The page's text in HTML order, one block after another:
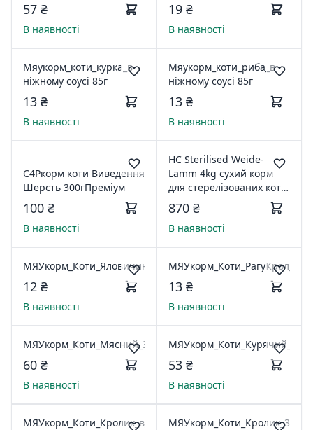
57 ₴
В наявності
19 ₴
В наявності
Мяукорм_коти_курка_в
ніжному соусі 85г
13 ₴
В наявності
Мяукорм_коти_риба_в
ніжному соусі 85г
13 ₴
В наявності
С4Ркорм коти Виведення
Шерсть 300гПреміум
100 ₴
В наявності
HC Sterilised Weide-
Lamm 4kg сухий корм
для стерелізованих котів
з ягням
870 ₴
В наявності
МЯУкорм_Коти_Яловичина_в_Нiжн_Соус_100г_ЛТ
12 ₴
В наявності
13 ₴
В наявності
МЯУкорм_Коти_Мясний_300г*21
60 ₴
В наявності
53 ₴
В наявності
МЯУкорм_Коти_Кролик_в_НiжнСоус_100г_ЛТ